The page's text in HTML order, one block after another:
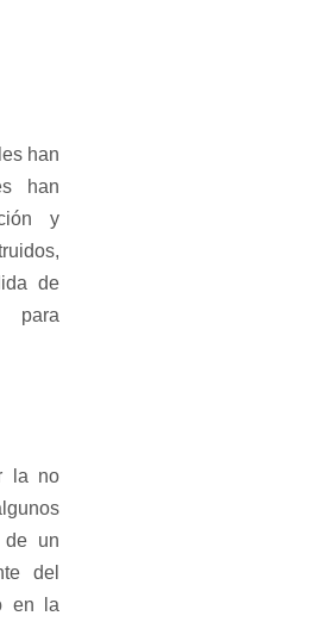
han
han
y
de
para
la no
de un
del
en la